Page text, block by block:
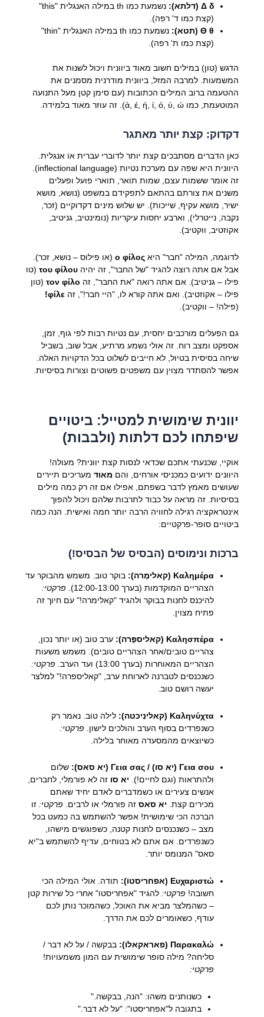
Δ δ (דלתא):
נשמעת כמו th במילה האנגלית "this"
(קצת כמו ד' רפה).
Θ θ (תטא):
נשמעת כמו th במילה האנגלית "thin"
(קצת כמו ת' רפה).
הדגש (טון) במילים חשוב מאוד ביוונית ויכול לשנות את
המשמעות. למרבה המזל, ביוונית מודרנית מסמנים את
ההטעמה ברוב המילים הכתובות (עם סימן קטן מעל התנועה
המוטעמת, כמו ά, έ, ή, ί, ό, ύ, ώ). זה עוזר מאוד בלמידה.
דקדוק: קצת יותר מאתגר
כאן הדברים מסתבכים קצת יותר לדוברי עברית או אנגלית.
היוונית היא שפה עם מערכת נטיות (inflectional language).
זה אומר ששמות עצם, שמות תואר, תוארי פועל ופעלים
משנים את צורתם בהתאם לתפקידם במשפט (נושא, מושא
ישיר, מושא עקיף, שייכות). יש שלוש מינים דקדוקיים (זכר,
נקבה, נייטרלי), וארבע יחסות עיקריות (נומינטיב, גניטיב,
אקוזטיב, ווקטיב).
לדוגמה, המילה "חבר" היא ο φίλος(או פילוס – נושא, זכר).
אבל אם אתה רוצה להגיד "של החבר", זה יהיה του φίλου(טו
פילו – גניטיב). אם אתה רואה "את החבר", זה τον φίλο(טון
פילו – אקוזטיב). ואם אתה קורא לו, "היי חבר!", זה φίλε!
(פילה! – ווקטיב).
גם הפעלים מורכבים יחסית, עם נטיות רבות לפי גוף, זמן,
אספקט ומצב רוח. זה אולי נשמע מרתיע, אבל שוב, בשביל
שיחה בסיסית בטיול, לא חייבים לשלוט בכל הדקויות האלה.
אפשר להסתדר מצוין עם משפטים פשוטים וצורות בסיסיות.
יוונית שימושית למטייל: ביטויים
שיפתחו לכם דלתות (ולבבות)
אוקיי, שכנעתי אתכם שכדאי לנסות קצת יוונית? מעולה!
היוונים ידועים כמכניסי אורחים, והם מאודמעריכים תיירים
שעושים מאמץ לדבר בשפתם, אפילו אם זה רק כמה מילים
בסיסיות. זה מראה על כבוד לתרבות שלהם ויכול להפוך
אינטראקציה רגילה לחוויה הרבה יותר חמה ואישית. הנה כמה
ביטויים סופר-פרקטיים:
ברכות ונימוסים (הבסיס של הבסיס!)
Καλημέρα (קאלימֶרה):
בוקר טוב. משמש מהבוקר עד
הצהריים המוקדמות (בערך 12:00-13:00).
פרקטי:
להיכנס לחנות בבוקר ולהגיד "קאלימרה!" עם חיוך זה
פתיח מצוין.
Καλησπέρα (קאליספֶּרה):
ערב טוב (או יותר נכון,
צהריים טובים/אחר הצהריים טובים). משמש משעות
הצהריים המאוחרות (בערך 13:00) ועד הערב.
פרקטי:
כשנכנסים לטברנה לארוחת ערב, "קאליספרה!" למלצר
יעשה רושם טוב.
Καληνύχτα (קאלינִיכטה):
לילה טוב. נאמר רק
כשנפרדים בסוף הערב והולכים לישון. פרקטי:
כשיוצאים מהמסעדה מאוחר בלילה.
Γεια σου (יא סו) / Γεια σας (יא סאס):
שלום
ולהתראות (וגם לחיים!). יא סו זה לא פורמלי, לחברים,
אנשים צעירים או כשמדברים לאדם יחיד שאתם
מכירים קצת. יא סאסזה פורמלי או לרבים. פרקטי: זו
הברכה הכי שימושית! אפשר להשתמש בה כמעט בכל
מצב – כשנכנסים לחנות קטנה, כשפוגשים מישהו,
כשנפרדים. אם אתם לא בטוחים, עדיף להשתמש ב"יא
סאס" המנומס יותר.
Ευχαριστώ (אפחריסטוֹ):
תודה. אולי המילה הכי
חשובה! פרקטי: להגיד "אפחריסטו" אחרי כל שירות קטן
– כשהמלצר מביא את האוכל, כשהמוכר נותן לכם
עודף, כשאומרים לכם את הדרך.
Παρακαλώ (פאראקאלוֹ):
בבקשה / על לא דבר /
סליחה? מילה סופר שימושית עם המון משמעויות!
פרקטי:
כשנותנים משהו: "הנה, בבקשה."
בתגובה ל"אפחריסטו": "על לא דבר."